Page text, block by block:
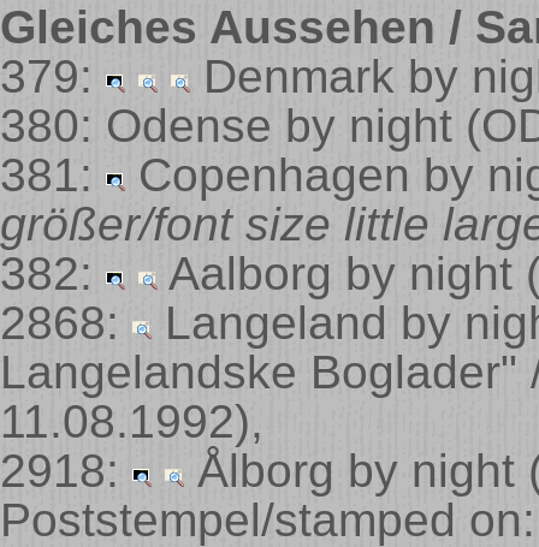
Gleiches Aussehen /
379:
Denmark by
380: Odense by night
381:
Copenhagen by
größer/font size little
382:
Aalborg by night
2868:
Langeland by
Langelandske
11.08.1992),
2918:
Ålborg by night
Poststempel/stamped